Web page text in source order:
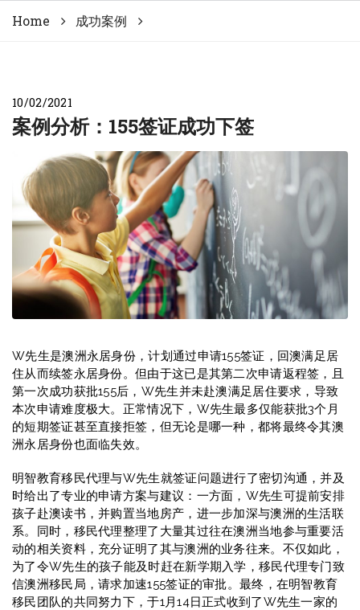
Home 成功案例
10/02/2021
案例分析：155签证成功下签
W先生是澳洲永居身份，计划通过申请155签证，回澳满足居
住从而续签永居身份。但由于这已是其第二次申请返程签，且
第一次成功获批155后，W先生并未赴澳满足居住要求，导致
本次申请难度极大。正常情况下，W先生最多仅能获批3个月
的短期签证甚至直接拒签，但无论是哪一种，都将最终令其澳
洲永居身份也面临失效。
明智教育移民代理与W先生就签证问题进行了密切沟通，并及
时给出了专业的申请方案与建议：一方面，W先生可提前安排
孩子赴澳读书，并购置当地房产，进一步加深与澳洲的生活联
系。同时，移民代理整理了大量其过往在澳洲当地参与重要活
动的相关资料，充分证明了其与澳洲的业务往来。不仅如此，
为了令W先生的孩子能及时赶在新学期入学，移民代理专门致
信澳洲移民局，请求加速155签证的审批。最终，在明智教育
移民团队的共同努力下，于1月14日正式收到了W先生一家的